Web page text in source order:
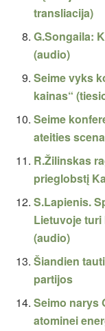
transliacija)
G.Songaila:
(audio)
Seime vyks
kainas“
Seime
ateities
R.Žilinskas
prieglobstį
S.Lapienis.
Lietuvoje turi
(audio)
Šiandien
partijos
Seimo narys
atominei